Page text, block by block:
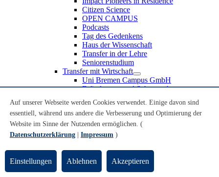
Citizen Science
OPEN CAMPUS
Podcasts
Tag des Gedenkens
Haus der Wissenschaft
Transfer in der Lehre
Seniorenstudium
Transfer mit Wirtschaft
Uni Bremen Campus GmbH
Erfindungen und Schutzrechte
Recruiting an der Universität Bremen
Weiterbildung an der Universität Bremen
Transfer mit Schule
Schülerinnen und Schüler
Schulklassen
Lehrkräfte
Gründungsunterstützung
Auf unserer Webseite werden Cookies verwendet. Einige davon sind
essentiell, während uns andere die Verbesserung und Optimierung der
Website im Sinne der Nutzenden ermöglichen. (
Datenschutzerklärung
Impressum )
Einstellungen Ablehnen Akzeptieren